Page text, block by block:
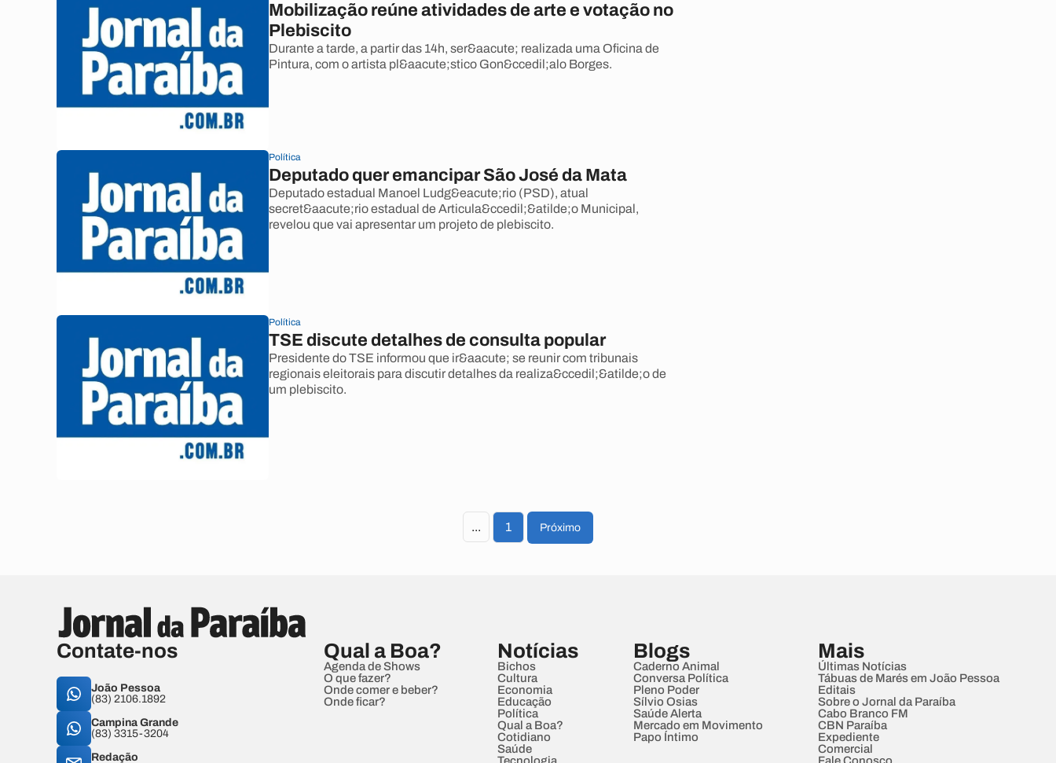
Mobilização reúne atividades de arte e votação no
Plebiscito
Durante a tarde, a partir das 14h, ser&aacute; realizada uma Oficina de
Pintura, com o artista pl&aacute;stico Gon&ccedil;alo Borges.
Política
Deputado quer emancipar São José da Mata
Deputado estadual Manoel Ludg&eacute;rio (PSD), atual
secret&aacute;rio estadual de Articula&ccedil;&atilde;o Municipal,
revelou que vai apresentar um projeto de plebiscito.
Política
TSE discute detalhes de consulta popular
Presidente do TSE informou que ir&aacute; se reunir com tribunais
regionais eleitorais para discutir detalhes da realiza&ccedil;&atilde;o de
um plebiscito.
... 1 Próximo
Contate-nos
João Pessoa
(83) 2106.1892
Campina Grande
(83) 3315-3204
Redação
Qual a Boa?
Agenda de Shows
O que fazer?
Onde comer e beber?
Onde ficar?
Notícias
Bichos
Cultura
Economia
Educação
Política
Qual a Boa?
Cotidiano
Saúde
Blogs
Caderno Animal
Conversa Política
Pleno Poder
Sílvio Osias
Saúde Alerta
Mercado em Movimento
Papo Íntimo
Mais
Últimas Notícias
Tábuas de Marés em João Pessoa
Editais
Sobre o Jornal da Paraíba
Cabo Branco FM
CBN Paraíba
Expediente
Comercial